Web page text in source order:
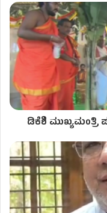
ಡಿಕೆಶಿ ಮುಖ್ಯಮಂತ್ರಿ